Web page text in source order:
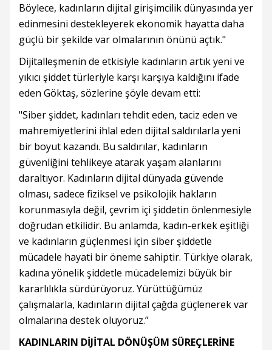
Böylece, kadınların dijital girişimcilik dünyasında yer
edinmesini destekleyerek ekonomik hayatta daha
güçlü bir şekilde var olmalarının önünü açtık."
Dijitalleşmenin de etkisiyle kadınların artık yeni ve
yıkıcı şiddet türleriyle karşı karşıya kaldığını ifade
eden Göktaş, sözlerine şöyle devam etti:
"Siber şiddet, kadınları tehdit eden, taciz eden ve
mahremiyetlerini ihlal eden dijital saldırılarla yeni
bir boyut kazandı. Bu saldırılar, kadınların
güvenliğini tehlikeye atarak yaşam alanlarını
daraltıyor. Kadınların dijital dünyada güvende
olması, sadece fiziksel ve psikolojik hakların
korunmasıyla değil, çevrim içi şiddetin önlenmesiyle
doğrudan etkilidir. Bu anlamda, kadın-erkek eşitliği
ve kadınların güçlenmesi için siber şiddetle
mücadele hayati bir öneme sahiptir. Türkiye olarak,
kadına yönelik şiddetle mücadelemizi büyük bir
kararlılıkla sürdürüyoruz. Yürüttüğümüz
çalışmalarla, kadınların dijital çağda güçlenerek var
olmalarına destek oluyoruz.”
KADINLARIN DİJİTAL DÖNÜŞÜM SÜREÇLERİNE